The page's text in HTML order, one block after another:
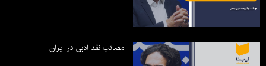
مصائب نقد ادبی در ایران